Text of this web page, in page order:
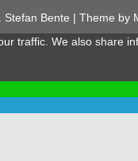
Stefan Bente | Theme by
traffic. We also share